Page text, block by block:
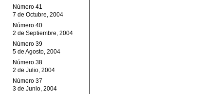
Número 41
7 de Octubre, 2004
Número 40
2 de Septiembre, 2004
Número 39
5 de Agosto, 2004
Número 38
2 de Julio, 2004
Número 37
3 de Junio, 2004